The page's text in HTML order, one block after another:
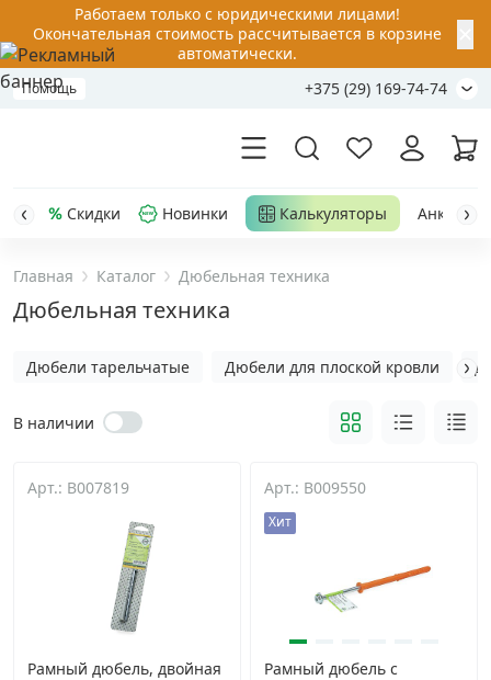
Работаем только с юридическими лицами!
Окончательная стоимость рассчитывается в корзине
автоматически.
Помощь +375 (29) 169-74-74
Акции
Дюбельная техника
Кабельный крепеж
Скидки Новинки Калькуляторы Анкер-
Главная Каталог Дюбельная техника
Дюбельная техника
Дюбели тарельчатые Дюбели для плоской кровли
В наличии
Арт.: B007819
Рамный дюбель, двойная
Арт.: B009550
Хит
Рамный дюбель с